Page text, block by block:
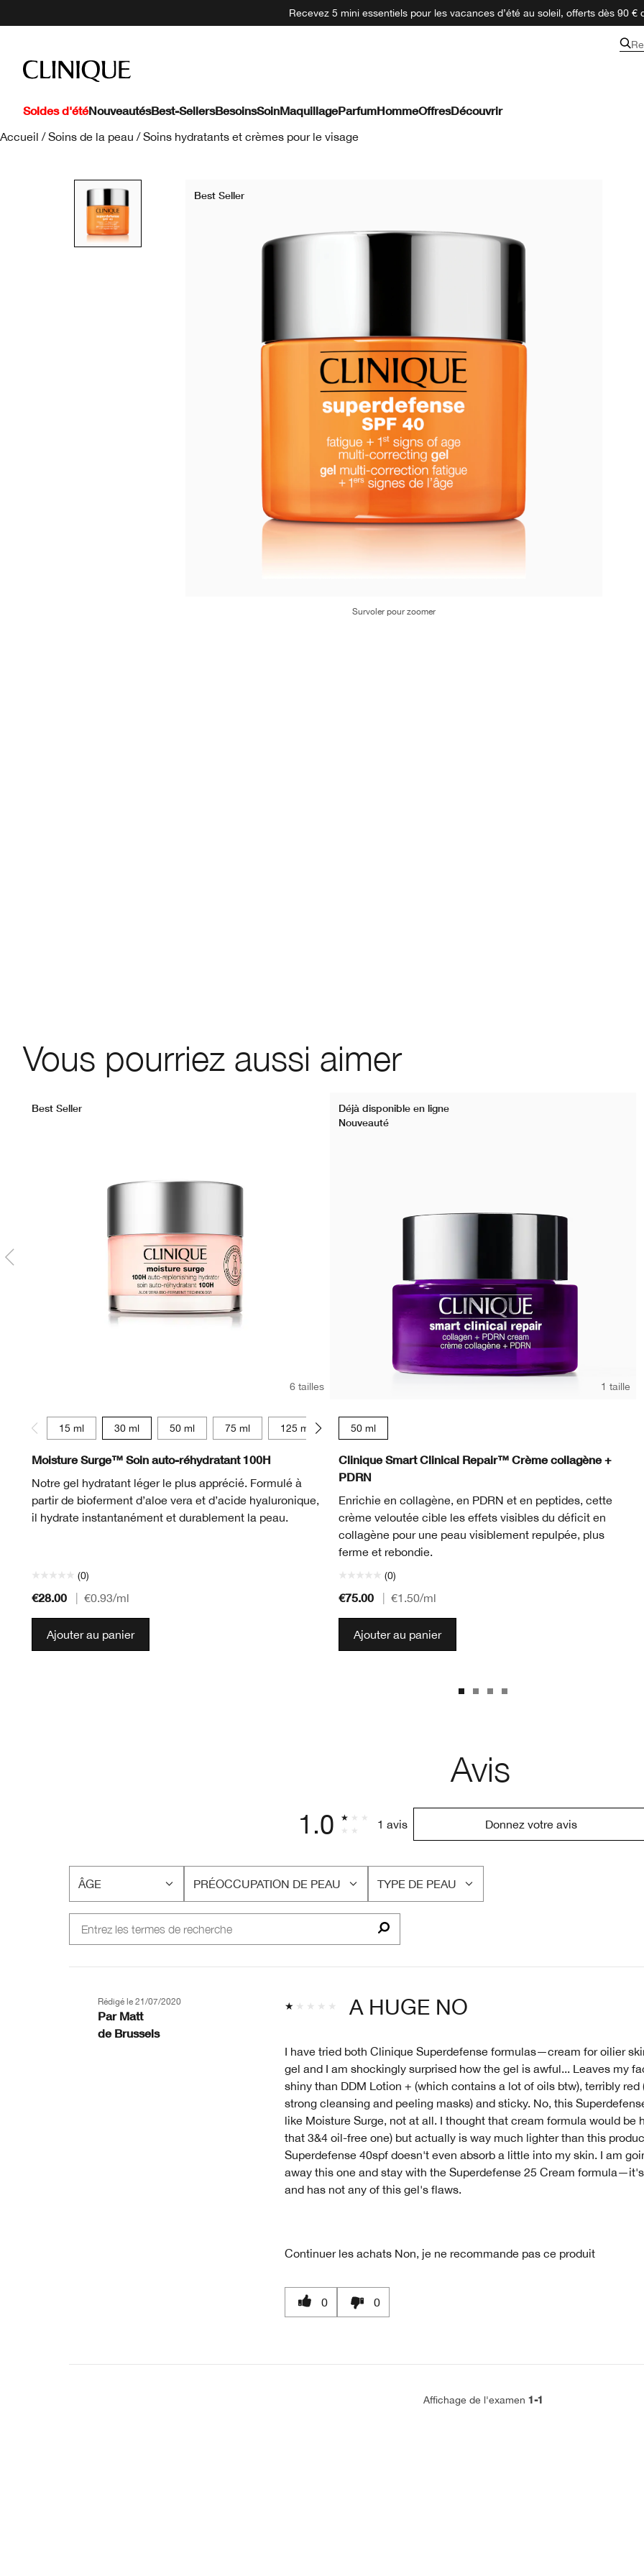
Recevez 5 mini essentiels pour les vacances d’été au soleil, offerts dès 90 €
Soldes d'étéNouveautésBest-SellersBesoinsSoinMaquillageParfumHommeOffresDécouvrir
Accueil / Soins de la peau / Soins hydratants et crèmes pour le visage
Best Seller
Survoler pour zoomer
Vous pourriez aussi aimer
Best Seller
6 tailles
15 ml 30 ml 50 ml 75 ml 125 ml 15 ml
Moisture Surge™ Soin auto-réhydratant 100H
Notre gel hydratant léger le plus apprécié. Formulé à
partir de bioferment d’aloe vera et d’acide hyaluronique,
il hydrate instantanément et durablement la peau.
(0)
€28.00 €0.93/ml
Ajouter au panier
Déjà disponible en ligne
Nouveauté
1 taille
50 ml
Clinique Smart Clinical Repair™ Crème collagène +
PDRN
Enrichie en collagène, en PDRN et en peptides, cette
crème veloutée cible les effets visibles du déficit en
collagène pour une peau visiblement repulpée, plus
ferme et rebondie.
(0)
€75.00 €1.50/ml
Ajouter au panier
Avis
1.0 1 avis Donnez votre avis
ÂGE
FRANÇAIS
PRÉOCCUPATION DE PEAU
FRANÇAIS
TYPE DE PEAU
FRANÇAIS
A HUGE NO
Rédigé le 21/07/2020
Par Matt
de Brussels
I have tried both Clinique Superdefense formulas—cream for oilier
gel and I am shockingly surprised how the gel is awful... Leaves my
shiny than DDM Lotion + (which contains a lot of oils btw), terribly red
strong cleansing and peeling masks) and sticky. No, this
like Moisture Surge, not at all. I thought that cream formula would be
that 3&4 oil-free one) but actually is way much lighter than this
Superdefense 40spf doesn't even absorb a little into my skin. I am
away this one and stay with the Superdefense 25 Cream
and has not any of this gel's flaws.
Continuer les achats Non, je ne recommande pas ce produit
0 0
Affichage de l'examen 1-1